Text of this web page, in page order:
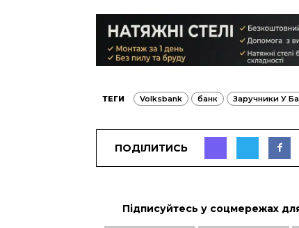
ТЕГИ Volksbank банк Заручники У
ПОДІЛИТИСЬ
Підписуйтесь у соцмережах